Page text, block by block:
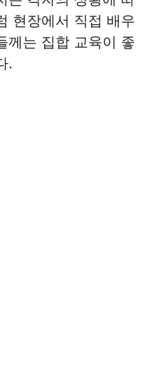
현장에서 직접 배우
께는 집합 교육이 좋
.